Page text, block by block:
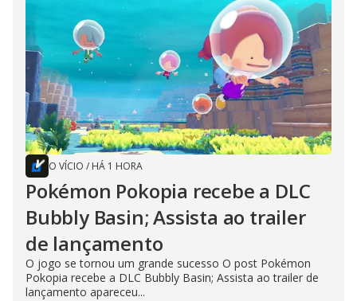
O VÍCIO / HÁ 1 HORA
Pokémon Pokopia recebe a DLC
Bubbly Basin; Assista ao trailer
de lançamento
O jogo se tornou um grande sucesso O post Pokémon
Pokopia recebe a DLC Bubbly Basin; Assista ao trailer de
lançamento apareceu...